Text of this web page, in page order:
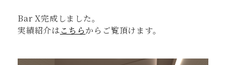
Bar X完成しました。
実績紹介はこちらからご覧頂けます。